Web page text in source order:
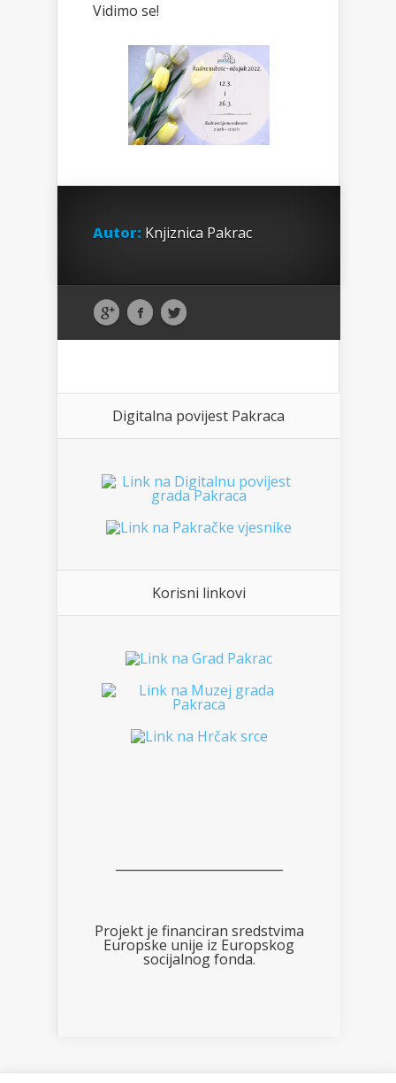
Vidimo se!
Autor: Knjiznica Pakrac
Digitalna povijest Pakraca
Korisni linkovi
Projekt je financiran sredstvima
Europske unije iz Europskog
socijalnog fonda.